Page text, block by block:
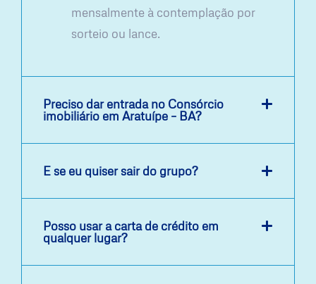
mensalmente à contemplação por
sorteio ou lance.
Preciso dar entrada no Consórcio
imobiliário em Aratuípe – BA?
E se eu quiser sair do grupo?
Posso usar a carta de crédito em
qualquer lugar?